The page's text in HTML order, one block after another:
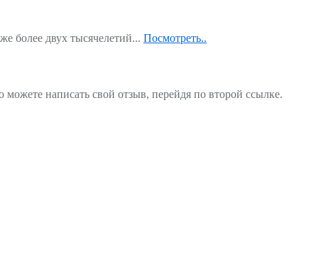
более двух тысячелетий... Посмотреть..
написать свой отзыв, перейдя по второй ссылке.